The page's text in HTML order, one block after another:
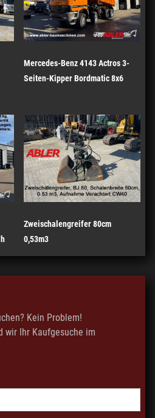
Mercedes-Benz 4143 Actros 3-
Seiten-Kipper Bordmatic 8x6
Zweischalengreifer 80cm
0,53m3
Kein Problem!
wir Ihr Kaufgesuche im